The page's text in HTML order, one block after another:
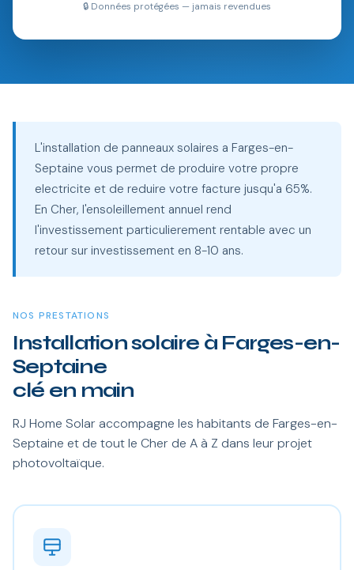
🔒 Données protégées — jamais revendues
L'installation de panneaux solaires a Farges-en-
Septaine vous permet de produire votre propre
electricite et de reduire votre facture jusqu'a 65%.
En Cher, l'ensoleillement annuel rend
l'investissement particulierement rentable avec un
retour sur investissement en 8-10 ans.
NOS PRESTATIONS
Installation solaire à Farges-en-
Septaine
clé en main
RJ Home Solar accompagne les habitants de Farges-en-
Septaine et de tout le Cher de A à Z dans leur projet
photovoltaïque.